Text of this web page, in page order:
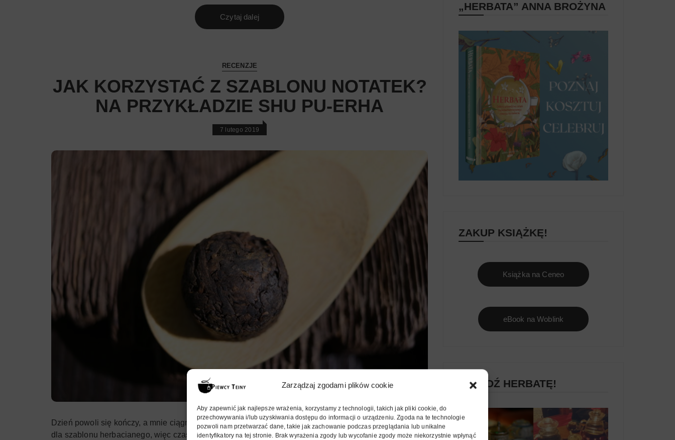
Zarządzaj zgodami plików cookie
Aby zapewnić jak najlepsze wrażenia, korzystamy z technologii, takich jak pliki cookie, do
przechowywania i/lub uzyskiwania dostępu do informacji o urządzeniu. Zgoda na te technologie
pozwoli nam przetwarzać dane, takie jak zachowanie podczas przeglądania lub unikalne
identyfikatory na tej stronie. Brak wyrażenia zgody lub wycofanie zgody może niekorzystnie wpłynąć
Czytaj dalej
RECENZJE
JAK KORZYSTAĆ Z SZABLONU NOTATEK?
NA PRZYKŁADZIE SHU PU-ERHA
7 lutego 2019
Dzień powoli się kończy, a mnie ciągnie znów do czajniczka i klawiatury. Obiecałam instrukcję obsługi
dla szablonu herbacianego, więc czas zasiąść do jakże przyjemnej pracy, czyli parzenia herbaty! Jako
„HERBATA” ANNA BROŻYNA
ZAKUP KSIĄŻKĘ!
Książka na Ceneo
eBook na Woblink
ZNAJDŹ HERBATĘ!